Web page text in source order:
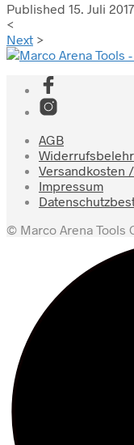
Published 15. Juli 2017
<
Next >
AGB
Versandkosten
Impressum
© Marco Arena Tools